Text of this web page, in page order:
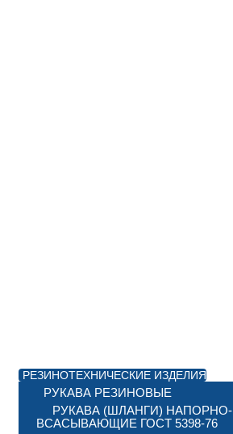
РЕЗИНОТЕХНИЧЕСКИЕ ИЗДЕЛИЯ
РУКАВА РЕЗИНОВЫЕ
РУКАВА (ШЛАНГИ) НАПОРНО-
ВСАСЫВАЮЩИЕ ГОСТ 5398-76